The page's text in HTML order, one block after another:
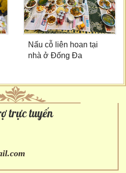
Nấu cỗ liên hoan tại
nhà ở Đống Đa
trực tuyến